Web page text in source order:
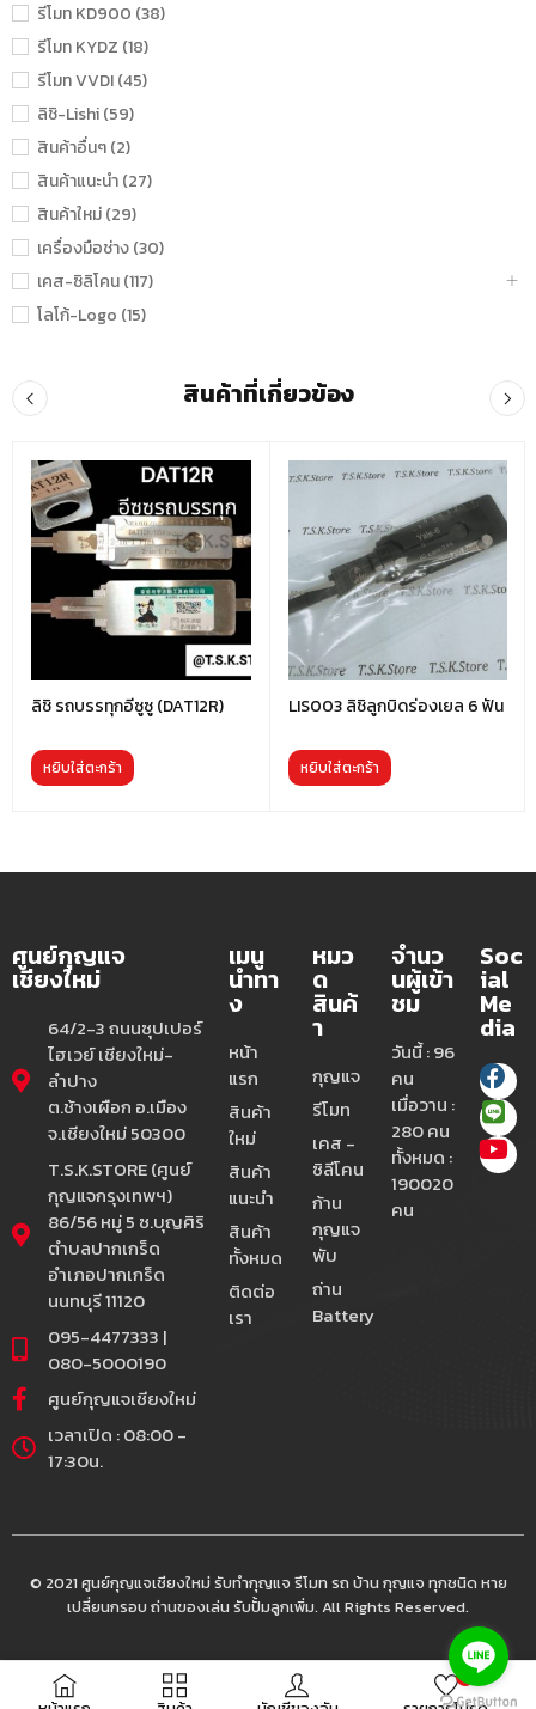
0
รีโมท KD900 (38)
รีโมท KYDZ (18)
รีโมท VVDI (45)
ลิชิ-Lishi (59)
สินค้าอื่นๆ (2)
สินค้าแนะนำ (27)
สินค้าใหม่ (29)
เครื่องมือช่าง (30)
เคส-ซิลิโคน (117)
โลโก้-Logo (15)
สินค้าที่เกี่ยวข้อง
ลิชิ รถบรรทุกอีซูซู (DAT12R)
หยิบใส่ตะกร้า
LIS003 ลิชิลูกบิดร่องเยล 6 ฟัน
หยิบใส่ตะกร้า
ศูนย์กุญแจ
เชียงใหม่
64/2-3 ถนนซุปเปอร์
ไฮเวย์ เชียงใหม่-
ลำปาง
ต.ช้างเผือก อ.เมือง
จ.เชียงใหม่ 50300
T.S.K.STORE (ศูนย์
กุญแจกรุงเทพฯ)
86/56 หมู่ 5 ซ.บุญศิริ
ตำบลปากเกร็ด
อำเภอปากเกร็ด
นนทบุรี 11120
095-4477333 |
080-5000190
ศูนย์กุญแจเชียงใหม่
เวลาเปิด : 08:00 -
17:30น.
เมนู
นำทา
ง
หน้า
แรก
สินค้า
ใหม่
สินค้า
แนะนำ
สินค้า
ทั้งหมด
ติดต่อ
เรา
หมว
ด
สินค้
า
กุญแจ
รีโมท
เคส -
ซิลีโคน
ก้าน
กุญแจ
พับ
ถ่าน
Battery
จำนว
นผู้เข้า
ชม
วันนี้ : 96
คน
เมื่อวาน :
280 คน
ทั้งหมด :
190020
คน
Soc
ial
Me
dia
© 2021 ศูนย์กุญแจเชียงใหม่ รับทำกุญแจ รีโมท รถ บ้าน กุญแจ ทุกชนิด หาย
เปลี่ยนกรอบ ถ่านของเล่น รับปั้มลูกเพิ่ม. All Rights Reserved.